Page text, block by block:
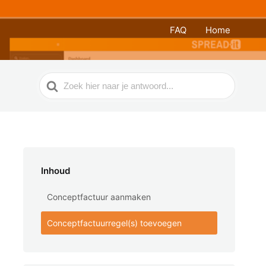
FAQ Home
Zoek
naar
Inhoud
Conceptfactuur aanmaken
Conceptfactuurregel(s) toevoegen